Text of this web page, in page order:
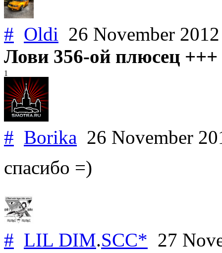
# Oldi 26 November
Лови 356-ой плюсец +++
1
# Borika 26 November
спасибо =)
# LIL DIM.SCC* 27